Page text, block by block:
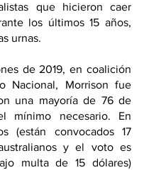
que hicieron caer
los últimos 15 años,
urnas.
de 2019, en coalición
Nacional, Morrison fue
una mayoría de 76 de
mínimo necesario. En
(están convocados 17
y el voto es
multa de 15 dólares)